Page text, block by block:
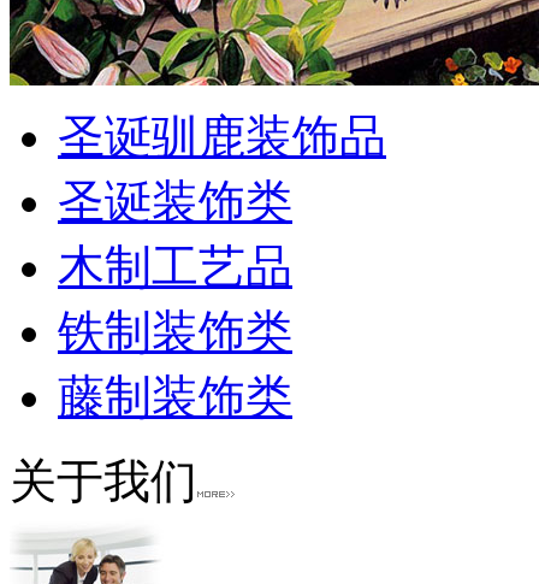
圣诞驯鹿装饰品
圣诞装饰类
木制工艺品
铁制装饰类
藤制装饰类
关于我们